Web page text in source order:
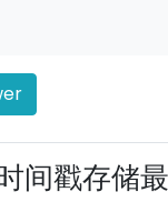
间戳存储最